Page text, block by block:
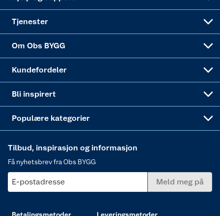
Tjenester
Om Obs BYGG
Kundefordeler
Bli inspirert
Populære kategorier
Tilbud, inspirasjon og informasjon
Få nyhetsbrev fra Obs BYGG
E-postadresse Meld meg på